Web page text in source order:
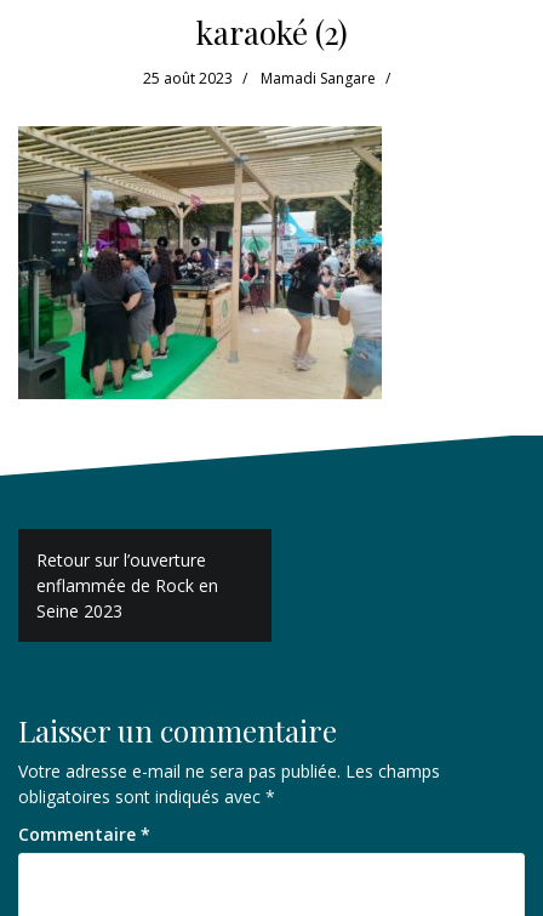
karaoké (2)
25 août 2023 Mamadi Sangare
Navigation
de
l’article
Retour sur l’ouverture
enflammée de Rock en
Seine 2023
Laisser un commentaire
Votre adresse e-mail ne sera pas publiée. Les champs
obligatoires sont indiqués avec *
Commentaire *